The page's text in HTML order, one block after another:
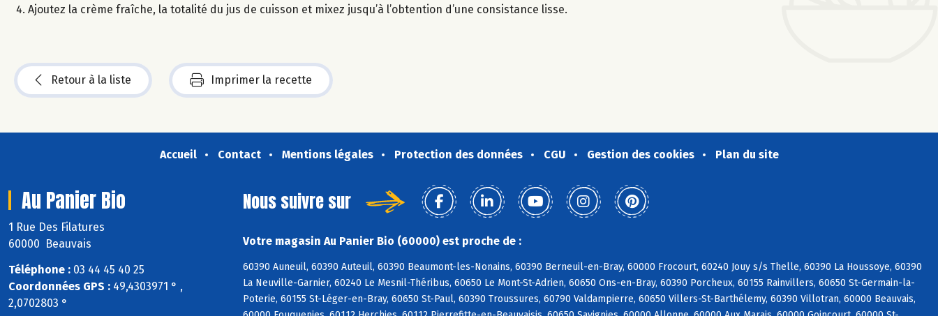
Ajoutez la crème fraîche, la totalité du jus de cuisson et mixez jusqu’à l’obtention d’une consistance lisse.
Retour à la liste Imprimer la recette
Accueil Contact Mentions légales Protection des données CGU Gestion des cookies Plan du site
Au Panier Bio
1 Rue Des Filatures
60000 Beauvais
Téléphone : 03 44 45 40 25
Coordonnées GPS : 49,4303971 ° ,
2,0702803 °
Nous suivre sur
Votre magasin Au Panier Bio (60000) est proche de :
60390 Auneuil, 60390 Auteuil, 60390 Beaumont-les-Nonains, 60390 Berneuil-en-Bray, 60000 Frocourt, 60240 Jouy s/s Thelle, 60390 La Houssoye, 60390
La Neuville-Garnier, 60240 Le Mesnil-Théribus, 60650 Le Mont-St-Adrien, 60650 Ons-en-Bray, 60390 Porcheux, 60155 Rainvillers, 60650 St-Germain-la-
Poterie, 60155 St-Léger-en-Bray, 60650 St-Paul, 60390 Troussures, 60790 Valdampierre, 60650 Villers-St-Barthélemy, 60390 Villotran, 60000 Beauvais,